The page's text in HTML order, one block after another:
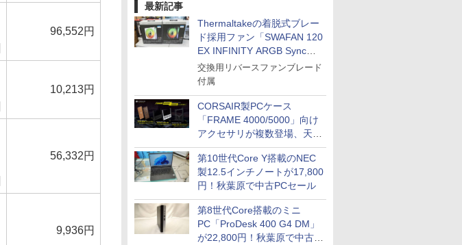
最新記事
Thermaltakeの着脱式ブレー
ド採用ファン「SWAFAN 120
EX INFINITY ARGB Sync」
に単品パッケージ
交換用リバースファンブレード
付属
CORSAIR製PCケース
「FRAME 4000/5000」向け
アクセサリが複数登場、天然
木製パネルや背面コネクタ対
応トレイなど
第10世代Core Y搭載のNEC
製12.5インチノートが17,800
円！秋葉原で中古PCセール
第8世代Core搭載のミニ
PC「ProDesk 400 G4 DM」
が22,800円！秋葉原で中古
96,552円
10,213円
56,332円
9,936円